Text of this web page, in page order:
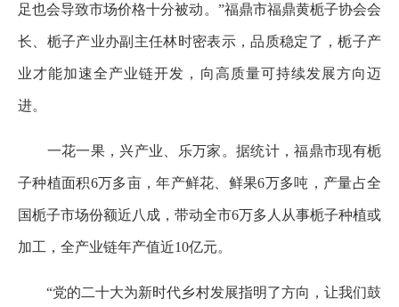
足也会导致市场价格十分被动。”福鼎市福鼎黄栀子协会会
长、栀子产业办副主任林时密表示，品质稳定了，栀子产
业才能加速全产业链开发，向高质量可持续发展方向迈
进。
一花一果，兴产业、乐万家。据统计，福鼎市现有栀
子种植面积6万多亩，年产鲜花、鲜果6万多吨，产量占全
国栀子市场份额近八成，带动全市6万多人从事栀子种植或
加工，全产业链年产值近10亿元。
“党的二十大为新时代乡村发展指明了方向，让我们鼓